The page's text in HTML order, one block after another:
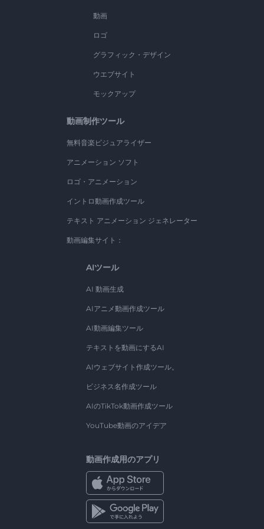
動画
ロゴ
グラフィック・デザイン
ウエブサイト
モックアップ
動画制作ツール
無料音楽ビジュアライザー
アニメーション ソフト
ロゴ・アニメーション
イントロ動画作成ツール
テキスト アニメーション ジェネレーター
動画編集サイト：
AIツール
AI 動画生成
AIアニメ動画作成ツール
AI動画編集ツール
テキストを動画にするAI
AIウェブサイト作成ツール。
ビジネス名作成ツール
AIのTikTok動画作成ツール
YouTube動画のアイデア
動画作成用のアプリ